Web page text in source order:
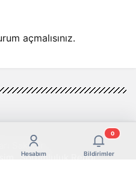
açmalısınız.
Hesabım Bildirimler
0
Saklıdır
Sorumluluk Reddi